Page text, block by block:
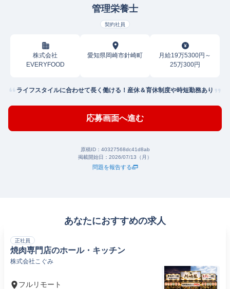
管理栄養士
契約社員
株式会社
EVERYFOOD
愛知県岡崎市針崎町
月給19万5300円～
25万300円
ライフスタイルに合わせて長く働ける！産休＆育休制度や時短勤務あり
応募画面へ進む
原稿ID： 40327568dc41d8ab
掲載開始日： 2026/07/13（月）
問題を報告する
あなたにおすすめの求人
正社員
焼肉専門店のホール・キッチン
株式会社こぐみ
フルリモート